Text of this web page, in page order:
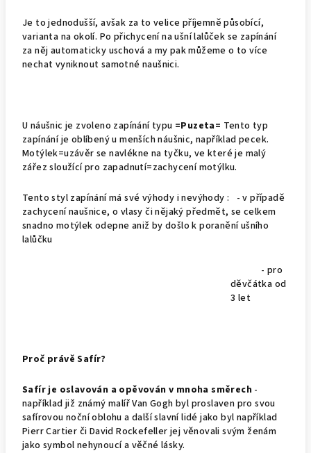
Je to jednodušší, avšak za to velice příjemně působící,
varianta na okolí. Po přichycení na ušní lalůček se zapínání
za něj automaticky uschová a my pak můžeme o to více
nechat vyniknout samotné naušnici.
U náušnic je zvoleno zapínání typu =Puzeta= Tento typ
zapínání je oblíbený u menších náušnic, například pecek.
Motýlek=uzávěr se navlékne na tyčku, ve které je malý
zářez sloužící pro zapadnutí=zachycení motýlku.
Tento styl zapínání má své výhody i nevýhody : - v případě
zachycení naušnice, o vlasy či nějaký předmět, se celkem
snadno motýlek odepne aniž by došlo k poranění ušního
lalůčku
- pro
děvčátka od
3 let
Proč právě Safír?
Safír je oslavován a opěvován v mnoha směrech -
například již známý malíř Van Gogh byl proslaven pro svou
safírovou noční oblohu a další slavní lidé jako byl například
Pierr Cartier či David Rockefeller jej věnovali svým ženám
jako symbol nehynoucí a věčné lásky.